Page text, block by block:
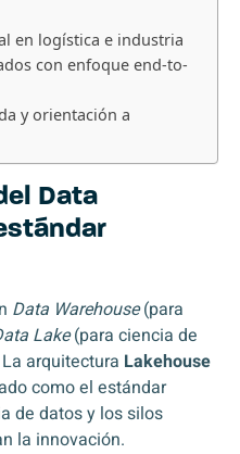
en logística e industria
con enfoque end-to-
y orientación a
Data
Data Warehouse(para
Lake(para ciencia de
arquitectura Lakehouse
como el estándar
de datos y los silos
la innovación.